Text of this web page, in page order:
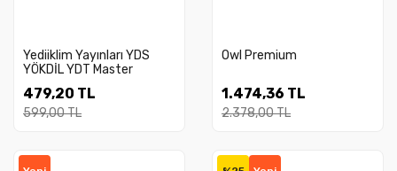
Yediiklim Yayınları YDS
YÖKDİL YDT Master
479,20 TL
599,00 TL
Owl Premium
1.474,36 TL
2.378,00 TL